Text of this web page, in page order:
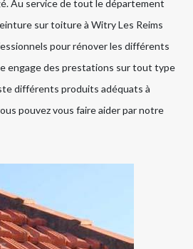
Au service de tout le département
sur toiture à Witry Les Reims
pour rénover les différents
engage des prestations sur tout type
différents produits adéquats à
pouvez vous faire aider par notre